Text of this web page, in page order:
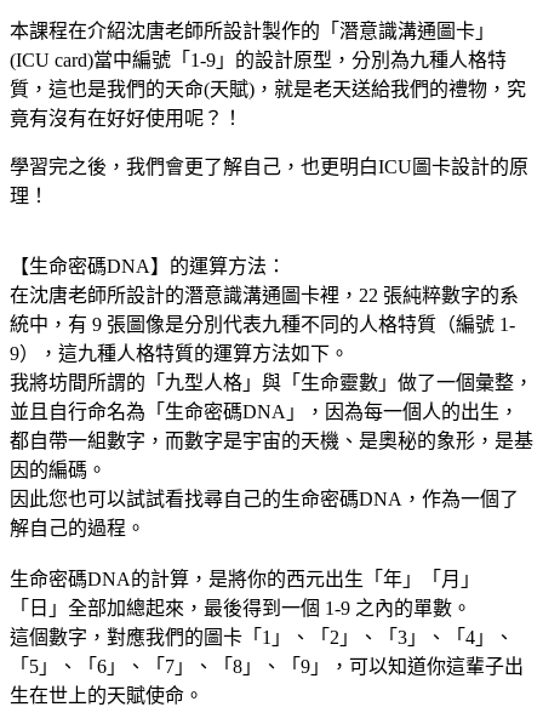
本課程在介紹沈唐老師所設計製作的「潛意識溝通圖卡」
(ICU card)當中編號「1-9」的設計原型，分別為九種人格特
質，這也是我們的天命(天賦)，就是老天送給我們的禮物，究
竟有沒有在好好使用呢？！
學習完之後，我們會更了解自己，也更明白ICU圖卡設計的原
理！
【生命密碼DNA】的運算方法：
在沈唐老師所設計的潛意識溝通圖卡裡，22 張純粹數字的系
統中，有 9 張圖像是分別代表九種不同的人格特質（編號 1-
9），這九種人格特質的運算方法如下。
我將坊間所謂的「九型人格」與「生命靈數」做了一個彙整，
並且自行命名為「生命密碼DNA」，因為每一個人的出生，
都自帶一組數字，而數字是宇宙的天機、是奧秘的象形，是基
因的編碼。
因此您也可以試試看找尋自己的生命密碼DNA，作為一個了
解自己的過程。
生命密碼DNA的計算，是將你的西元出生「年」「月」
「日」全部加總起來，最後得到一個 1-9 之內的單數。
這個數字，對應我們的圖卡「1」、「2」、「3」、「4」、
「5」、「6」、「7」、「8」、「9」，可以知道你這輩子出
生在世上的天賦使命。